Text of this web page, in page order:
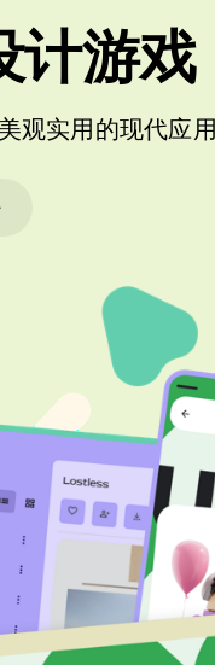
计游戏
实用的现代应用